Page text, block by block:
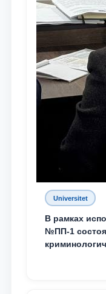
Universitet
В рамках
№ПП-1